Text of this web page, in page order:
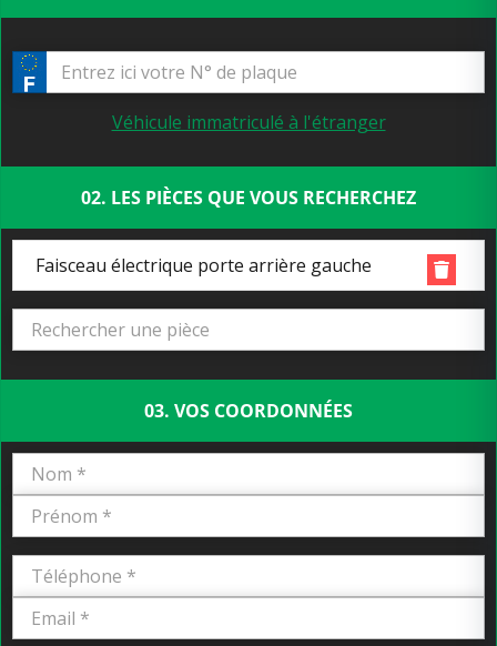
Véhicule immatriculé à l'étranger
02. LES PIÈCES QUE VOUS RECHERCHEZ
Faisceau électrique porte arrière gauche
03. VOS COORDONNÉES